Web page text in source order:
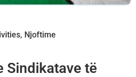
, Njoftime
Sindikatave të